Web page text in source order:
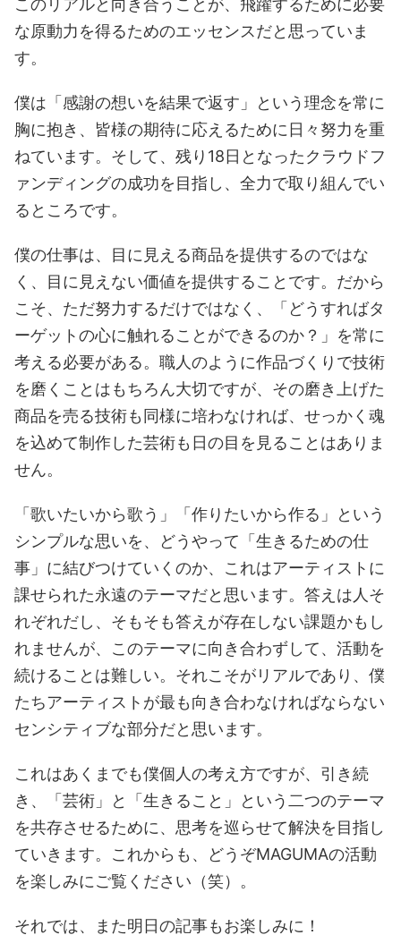
このリアルと向き合うことが、飛躍するために必要
な原動力を得るためのエッセンスだと思っていま
す。
僕は「感謝の想いを結果で返す」という理念を常に
胸に抱き、皆様の期待に応えるために日々努力を重
ねています。そして、残り18日となったクラウドフ
ァンディングの成功を目指し、全力で取り組んでい
るところです。
僕の仕事は、目に見える商品を提供するのではな
く、目に見えない価値を提供することです。だから
こそ、ただ努力するだけではなく、「どうすればタ
ーゲットの心に触れることができるのか？」を常に
考える必要がある。職人のように作品づくりで技術
を磨くことはもちろん大切ですが、その磨き上げた
商品を売る技術も同様に培わなければ、せっかく魂
を込めて制作した芸術も日の目を見ることはありま
せん。
「歌いたいから歌う」「作りたいから作る」という
シンプルな思いを、どうやって「生きるための仕
事」に結びつけていくのか、これはアーティストに
課せられた永遠のテーマだと思います。答えは人そ
れぞれだし、そもそも答えが存在しない課題かもし
れませんが、このテーマに向き合わずして、活動を
続けることは難しい。それこそがリアルであり、僕
たちアーティストが最も向き合わなければならない
センシティブな部分だと思います。
これはあくまでも僕個人の考え方ですが、引き続
き、「芸術」と「生きること」という二つのテーマ
を共存させるために、思考を巡らせて解決を目指し
ていきます。これからも、どうぞMAGUMAの活動
を楽しみにご覧ください（笑）。
それでは、また明日の記事もお楽しみに！